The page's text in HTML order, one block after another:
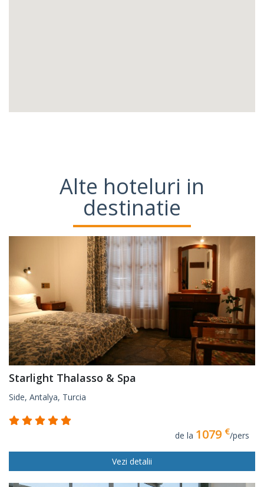
Alte hoteluri in
destinatie
Starlight Thalasso & Spa
Side, Antalya, Turcia
de la 1079 €/pers
Vezi detalii